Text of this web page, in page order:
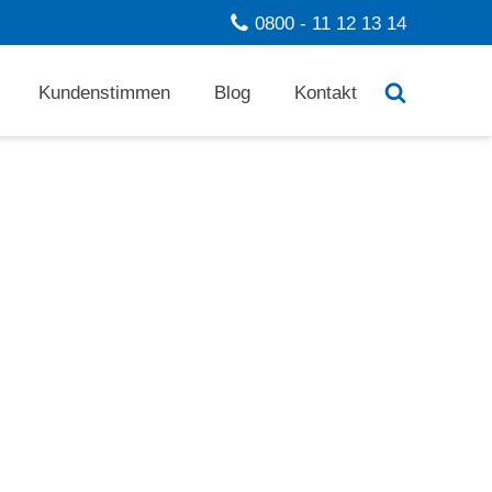
0800 - 11 12 13 14
Kundenstimmen Blog Kontakt